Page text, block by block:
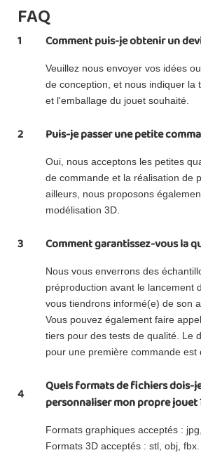
FAQ
1 Comment puis-je obtenir un
Veuillez nous envoyer vos idées
de conception, et nous indiquer la
et l'emballage du jouet souhaité.
2 Puis-je passer une petite
Oui, nous acceptons les petites
de commande et la réalisation de
ailleurs, nous proposons
modélisation 3D.
3 Comment garantissez-vous la
Nous vous enverrons des
préproduction avant le lancement
vous tiendrons informé(e) de son
Vous pouvez également faire
tiers pour des tests de qualité. Le
pour une première commande est
4
Quels formats de fichiers dois-
personnaliser mon propre jouet
Formats graphiques acceptés :
Formats 3D acceptés : stl, obj,